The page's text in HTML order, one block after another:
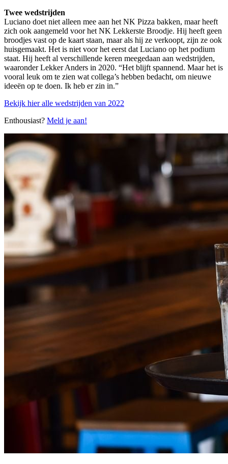
Twee wedstrijden
Luciano doet niet alleen mee aan het NK Pizza bakken, maar heeft
zich ook aangemeld voor het NK Lekkerste Broodje. Hij heeft geen
broodjes vast op de kaart staan, maar als hij ze verkoopt, zijn ze ook
huisgemaakt. Het is niet voor het eerst dat Luciano op het podium
staat. Hij heeft al verschillende keren meegedaan aan wedstrijden,
waaronder Lekker Anders in 2020. “Het blijft spannend. Maar het is
vooral leuk om te zien wat collega’s hebben bedacht, om nieuwe
ideeën op te doen. Ik heb er zin in.”
Bekijk hier alle wedstrijden van 2022
Enthousiast? Meld je aan!